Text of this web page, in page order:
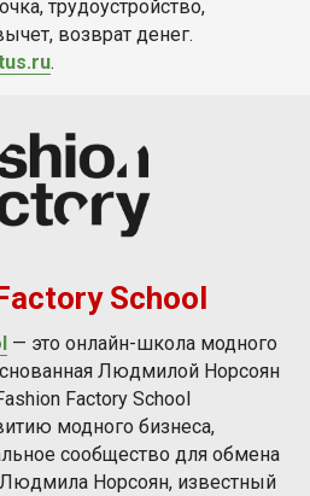
трудоустройство,
возврат денег.
.
School
— это онлайн-школа модного
Людмилой Норсоян
Factory School
модного бизнеса,
сообщество для обмена
Норсоян, известный